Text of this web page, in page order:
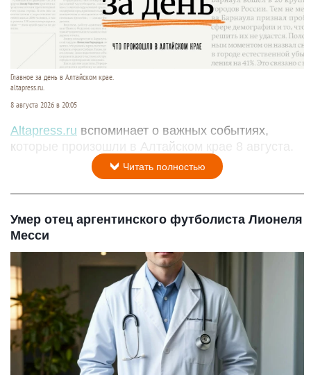
Главное за день в Алтайском крае.
altapress.ru.
8 августа 2026 в 20:05
Altapress.ru вспоминает о важных событиях,
которые произошли в Алтайском крае 8 августа.
Читать полностью
Умер отец аргентинского футболиста Лионеля
Месси